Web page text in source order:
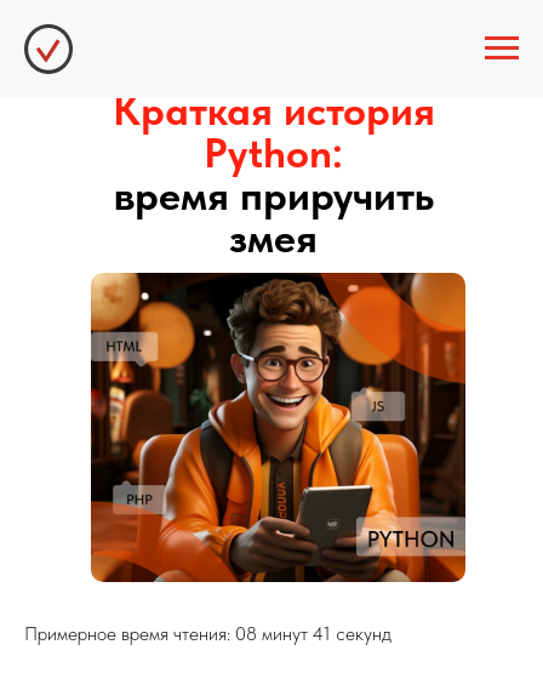
Краткая история
Python:
время приручить
змея
Примерное время чтения: 08 минут 41 секунд